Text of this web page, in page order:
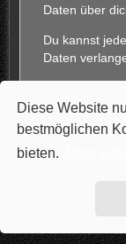
Diese Website
bestmöglichen
bieten.
Daten über
Du kannst
Daten
Powered by